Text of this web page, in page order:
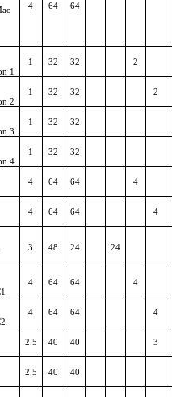
4 64 64
1
1 32 32 2
2
1 32 32 2
3
1 32 32
4
1 32 32
4 64 64 4
4 64 64 4
3 48 24 24
4 64 64 4
4 64 64 4
2.5 40 40 3
2.5 40 40